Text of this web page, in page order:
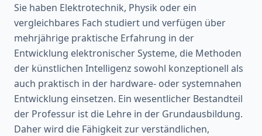
Sie haben Elektrotechnik, Physik oder ein
vergleichbares Fach studiert und verfügen über
mehrjährige praktische Erfahrung in der
Entwicklung elektronischer Systeme, die Methoden
der künstlichen Intelligenz sowohl konzeptionell als
auch praktisch in der hardware‑ oder systemnahen
Entwicklung einsetzen. Ein wesentlicher Bestandteil
der Professur ist die Lehre in der Grundausbildung.
Daher wird die Fähigkeit zur verständlichen,